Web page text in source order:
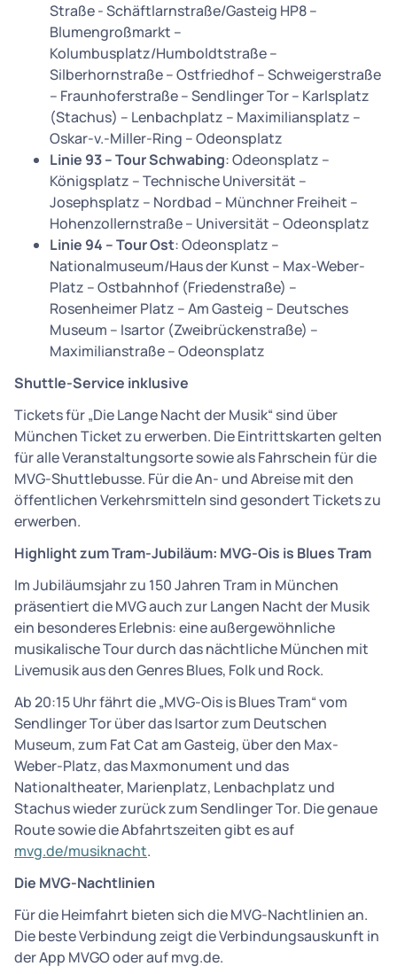
Straße - Schäftlarnstraße/Gasteig HP8 –
Blumengroßmarkt –
Kolumbusplatz/Humboldtstraße –
Silberhornstraße – Ostfriedhof – Schweigerstraße
– Fraunhoferstraße – Sendlinger Tor – Karlsplatz
(Stachus) – Lenbachplatz – Maximiliansplatz –
Oskar-v.-Miller-Ring – Odeonsplatz
Linie 93 – Tour Schwabing: Odeonsplatz –
Königsplatz – Technische Universität –
Josephsplatz – Nordbad – Münchner Freiheit –
Hohenzollernstraße – Universität – Odeonsplatz
Linie 94 – Tour Ost: Odeonsplatz –
Nationalmuseum/Haus der Kunst – Max-Weber-
Platz – Ostbahnhof (Friedenstraße) –
Rosenheimer Platz – Am Gasteig – Deutsches
Museum – Isartor (Zweibrückenstraße) –
Maximilianstraße – Odeonsplatz
Shuttle-Service inklusive
Tickets für „Die Lange Nacht der Musik“ sind über
München Ticket zu erwerben. Die Eintrittskarten gelten
für alle Veranstaltungsorte sowie als Fahrschein für die
MVG-Shuttlebusse. Für die An- und Abreise mit den
öffentlichen Verkehrsmitteln sind gesondert Tickets zu
erwerben.
Highlight zum Tram-Jubiläum: MVG-Ois is Blues Tram
Im Jubiläumsjahr zu 150 Jahren Tram in München
präsentiert die MVG auch zur Langen Nacht der Musik
ein besonderes Erlebnis: eine außergewöhnliche
musikalische Tour durch das nächtliche München mit
Livemusik aus den Genres Blues, Folk und Rock.
Ab 20:15 Uhr fährt die „MVG-Ois is Blues Tram“ vom
Sendlinger Tor über das Isartor zum Deutschen
Museum, zum Fat Cat am Gasteig, über den Max-
Weber-Platz, das Maxmonument und das
Nationaltheater, Marienplatz, Lenbachplatz und
Stachus wieder zurück zum Sendlinger Tor. Die genaue
Route sowie die Abfahrtszeiten gibt es auf
mvg.de/musiknacht.
Die MVG-Nachtlinien
Für die Heimfahrt bieten sich die MVG-Nachtlinien an.
Die beste Verbindung zeigt die Verbindungsauskunft in
der App MVGO oder auf mvg.de.